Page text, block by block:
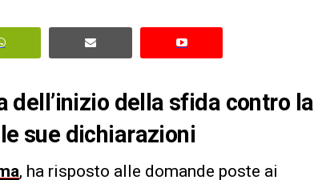
dell’inizio della sfida contro la
sue dichiarazioni
, ha risposto alle domande poste ai